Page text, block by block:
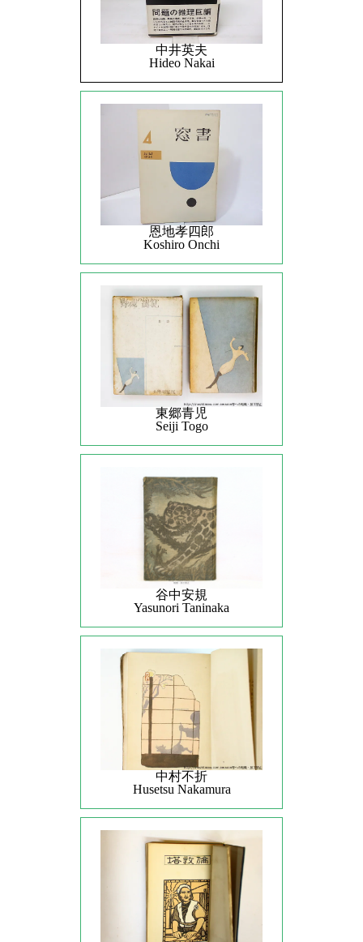
中井英夫
Hideo Nakai
恩地孝四郎
Koshiro Onchi
東郷青児
Seiji Togo
谷中安規
Yasunori Taninaka
中村不折
Husetsu Nakamura